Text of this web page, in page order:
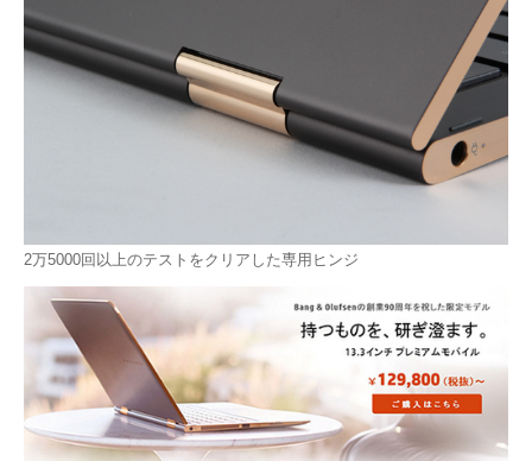
2万5000回以上のテストをクリアした専用ヒンジ